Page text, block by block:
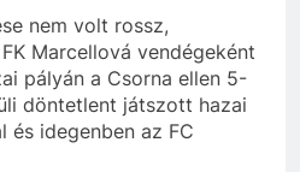
nem volt rossz,
Marcellová vendégeként
pályán a Csorna ellen 5-
döntetlent játszott hazai
és idegenben az FC